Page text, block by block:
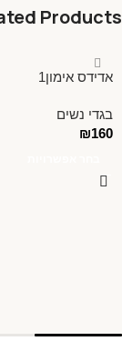
Products
אדידס אימון1
בגדי נשים
₪160